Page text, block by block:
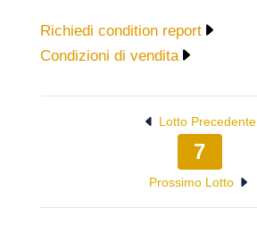
Richiedi condition report
Condizioni di vendita
Lotto Precedente
7
Prossimo Lotto